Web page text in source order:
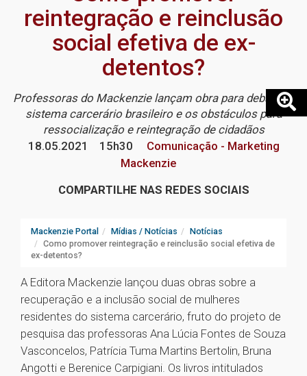
reintegração e reinclusão
social efetiva de ex-
detentos?
Professoras do Mackenzie lançam obra para debater o
sistema carcerário brasileiro e os obstáculos para
ressocialização e reintegração de cidadãos
18.05.2021
15h30
Comunicação - Marketing
Mackenzie
COMPARTILHE NAS REDES SOCIAIS
Mackenzie Portal Mídias / Notícias
Notícias
Como promover reintegração e reinclusão social efetiva de
ex-detentos?
A Editora Mackenzie lançou duas obras sobre a
recuperação e a inclusão social de mulheres
residentes do sistema carcerário, fruto do projeto de
pesquisa das professoras Ana Lúcia Fontes de Souza
Vasconcelos, Patrícia Tuma Martins Bertolin, Bruna
Angotti e Berenice Carpigiani. Os livros intitulados